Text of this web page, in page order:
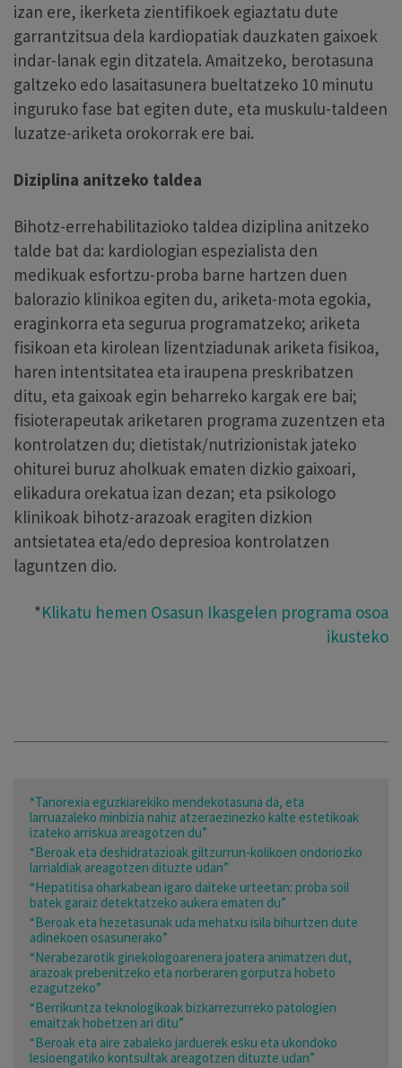
izan ere, ikerketa zientifikoek egiaztatu dute
garrantzitsua dela kardiopatiak dauzkaten gaixoek
indar-lanak egin ditzatela. Amaitzeko, berotasuna
galtzeko edo lasaitasunera bueltatzeko 10 minutu
inguruko fase bat egiten dute, eta muskulu-taldeen
luzatze-ariketa orokorrak ere bai.
Diziplina anitzeko taldea
Bihotz-errehabilitazioko taldea diziplina anitzeko
talde bat da: kardiologian espezialista den
medikuak esfortzu-proba barne hartzen duen
balorazio klinikoa egiten du, ariketa-mota egokia,
eraginkorra eta segurua programatzeko; ariketa
fisikoan eta kirolean lizentziadunak ariketa fisikoa,
haren intentsitatea eta iraupena preskribatzen
ditu, eta gaixoak egin beharreko kargak ere bai;
fisioterapeutak ariketaren programa zuzentzen eta
kontrolatzen du; dietistak/nutrizionistak jateko
ohiturei buruz aholkuak ematen dizkio gaixoari,
elikadura orekatua izan dezan; eta psikologo
klinikoak bihotz-arazoak eragiten dizkion
antsietatea eta/edo depresioa kontrolatzen
laguntzen dio.
*Klikatu hemen Osasun Ikasgelen programa osoa
ikusteko
“Tanorexia eguzkiarekiko mendekotasuna da, eta
larruazaleko minbizia nahiz atzeraezinezko kalte estetikoak
izateko arriskua areagotzen du”
“Beroak eta deshidratazioak giltzurrun-kolikoen ondoriozko
larrialdiak areagotzen dituzte udan”
“Hepatitisa oharkabean igaro daiteke urteetan: proba soil
batek garaiz detektatzeko aukera ematen du”
“Beroak eta hezetasunak uda mehatxu isila bihurtzen dute
adinekoen osasunerako”
“Nerabezarotik ginekologoarenera joatera animatzen dut,
arazoak prebenitzeko eta norberaren gorputza hobeto
ezagutzeko”
“Berrikuntza teknologikoak bizkarrezurreko patologien
emaitzak hobetzen ari ditu”
“Beroak eta aire zabaleko jarduerek esku eta ukondoko
lesioengatiko kontsultak areagotzen dituzte udan”